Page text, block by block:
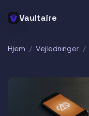
Vaultaire
Hjem / Vejledninger /